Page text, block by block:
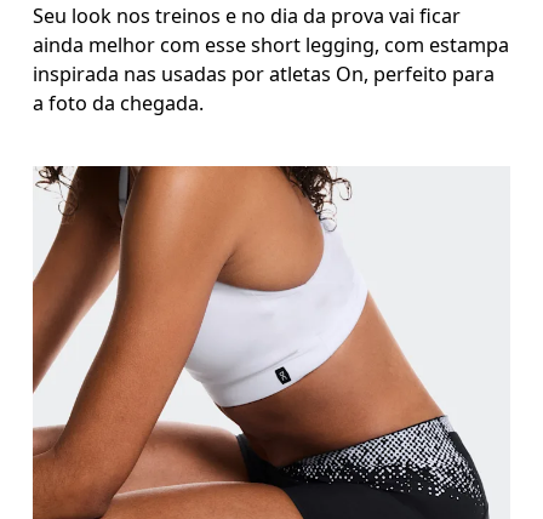
Seu look nos treinos e no dia da prova vai ficar
ainda melhor com esse short legging, com estampa
inspirada nas usadas por atletas On, perfeito para
a foto da chegada.